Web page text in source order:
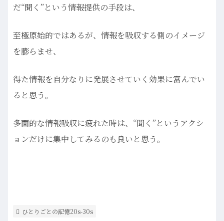
だ“聞く”という情報提供の手段は、
至極原始的ではあるが、情報を吸収する側のイメージ
を膨らませ、
得た情報を自分なりに発展させていく効果に富んでい
ると思う。
多面的な情報吸収に疲れた時は、“聞く”というアクシ
ョンだけに集中してみるのも良いと思う。
ひとりごとの記憶20s-30s